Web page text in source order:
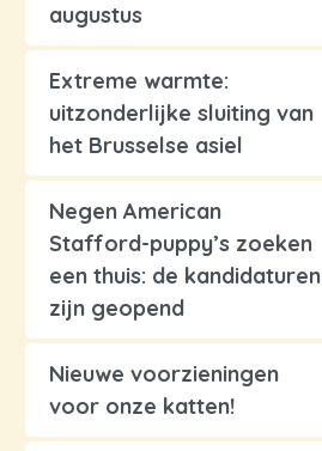
augustus
Extreme warmte:
uitzonderlijke sluiting van
het Brusselse asiel
Negen American
Stafford-puppy’s zoeken
een thuis: de kandidaturen
zijn geopend
Nieuwe voorzieningen
voor onze katten!